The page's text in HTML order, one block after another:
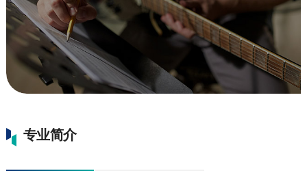
专业简介